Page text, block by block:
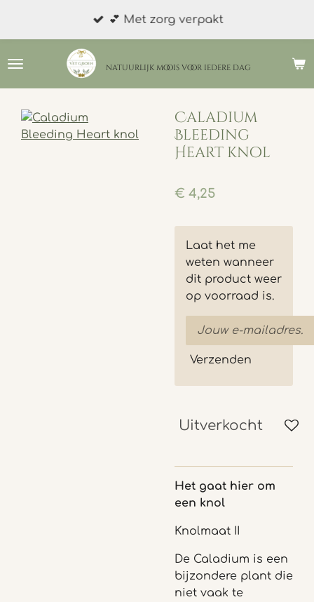
de
natuurlijk moois voor iedere dag
💕 Met zorg verpakt
Caladium
Bleeding
Heart knol
€ 4,25
Laat het me
weten wanneer
dit product weer
op voorraad is.
Verzenden
Uitverkocht
Het gaat hier om
een knol
Knolmaat II
De Caladium is een
bijzondere plant die
niet vaak te